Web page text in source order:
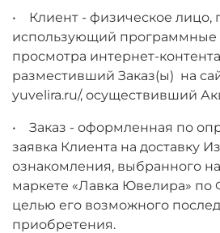
• Клиент - физическое лицо,
использующий программные
просмотра интернет-
разместивший Заказ(ы) на
yuvelira.ru/, осуществивший
• Заказ - оформленная по
заявка Клиента на доставку
ознакомления, выбранного
маркете «Лавка Ювелира» по
целью его возможного
приобретения.